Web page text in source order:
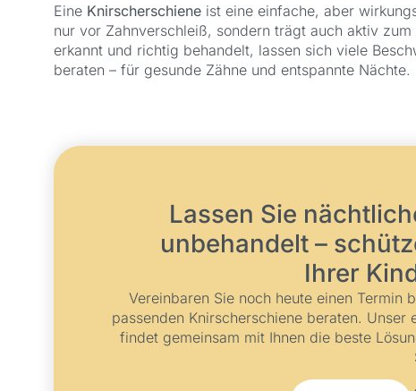
Eine Knirscherschiene ist eine einfache, aber
nur vor Zahnverschleiß, sondern trägt auch aktiv
erkannt und richtig behandelt, lassen sich viele
beraten – für gesunde Zähne und entspannte Nächte.
Lassen Sie
unbehandelt –
Ihrer
Vereinbaren Sie noch heute einen Termin
passenden Knirscherschiene beraten.
findet gemeinsam mit Ihnen die beste